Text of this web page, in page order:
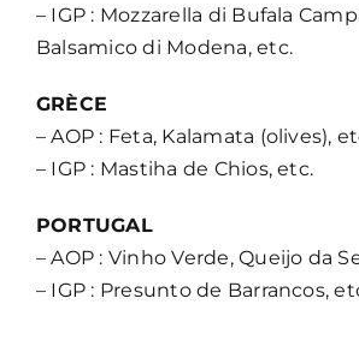
– IGP : Mozzarella di Bufala
Balsamico di Modena, etc.
GRÈCE
– AOP : Feta, Kalamata (olives),
– IGP : Mastiha de Chios, etc.
PORTUGAL
– AOP : Vinho Verde, Queijo da
– IGP : Presunto de Barrancos,